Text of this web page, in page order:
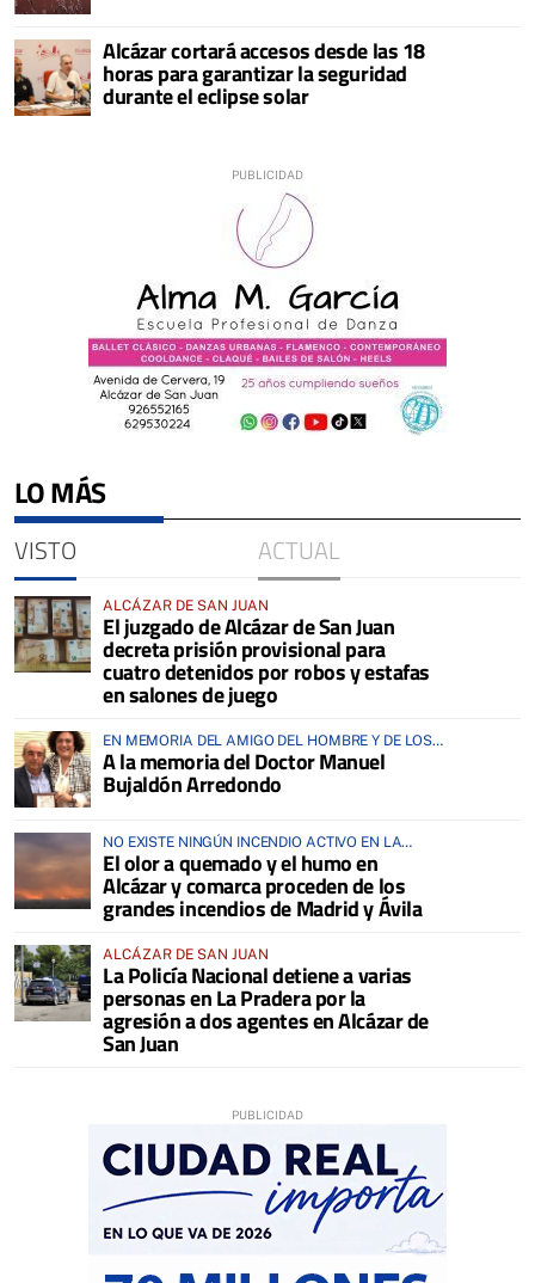
Alcázar cortará accesos desde las 18
horas para garantizar la seguridad
durante el eclipse solar
LO MÁS
VISTO ACTUAL
ALCÁZAR DE SAN JUAN
El juzgado de Alcázar de San Juan
decreta prisión provisional para
cuatro detenidos por robos y estafas
en salones de juego
EN MEMORIA DEL AMIGO DEL HOMBRE Y DE LOS
ANIMALES
A la memoria del Doctor Manuel
Bujaldón Arredondo
NO EXISTE NINGÚN INCENDIO ACTIVO EN LA
COMARCA
El olor a quemado y el humo en
Alcázar y comarca proceden de los
grandes incendios de Madrid y Ávila
ALCÁZAR DE SAN JUAN
La Policía Nacional detiene a varias
personas en La Pradera por la
agresión a dos agentes en Alcázar de
San Juan